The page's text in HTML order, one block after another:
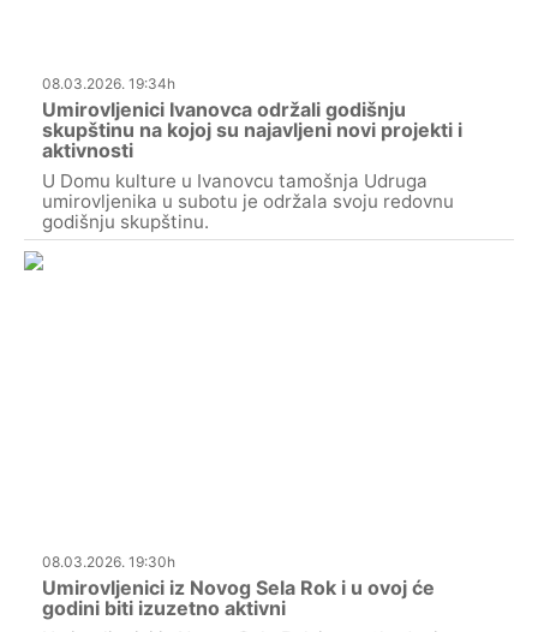
08.03.2026. 19:34h
Umirovljenici Ivanovca održali godišnju
skupštinu na kojoj su najavljeni novi projekti i
aktivnosti
U Domu kulture u Ivanovcu tamošnja Udruga
umirovljenika u subotu je održala svoju redovnu
godišnju skupštinu.
08.03.2026. 19:30h
Umirovljenici iz Novog Sela Rok i u ovoj će
godini biti izuzetno aktivni